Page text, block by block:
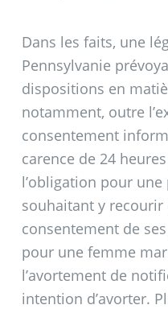
Dans les faits, une
Pennsylvanie
dispositions en
notamment, outre
consentement
carence de 24
l’obligation pour
souhaitant y recourir
consentement de
pour une femme
l’avortement de
intention d’avorter.